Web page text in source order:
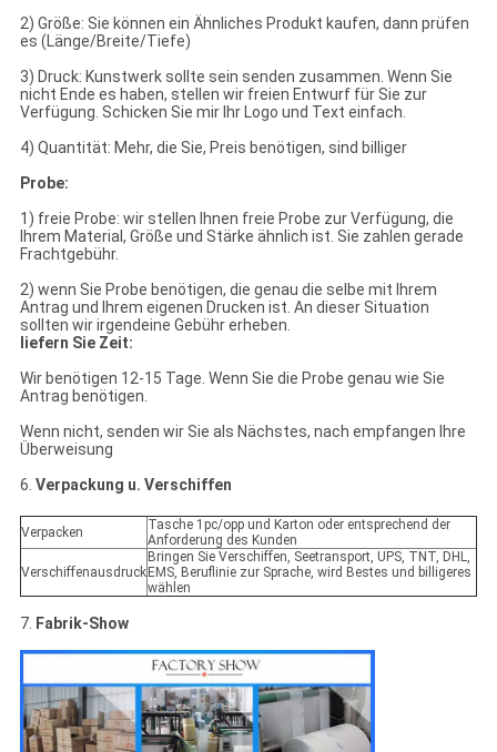
2) Größe: Sie können ein Ähnliches Produkt kaufen, dann prüfen
es (Länge/Breite/Tiefe)
3) Druck: Kunstwerk sollte sein senden zusammen. Wenn Sie
nicht Ende es haben, stellen wir freien Entwurf für Sie zur
Verfügung. Schicken Sie mir Ihr Logo und Text einfach.
4) Quantität: Mehr, die Sie, Preis benötigen, sind billiger
Probe:
1) freie Probe: wir stellen Ihnen freie Probe zur Verfügung, die
Ihrem Material, Größe und Stärke ähnlich ist. Sie zahlen gerade
Frachtgebühr.
2) wenn Sie Probe benötigen, die genau die selbe mit Ihrem
Antrag und Ihrem eigenen Drucken ist. An dieser Situation
sollten wir irgendeine Gebühr erheben.
liefern Sie Zeit:
Wir benötigen 12-15 Tage. Wenn Sie die Probe genau wie Sie
Antrag benötigen.
Wenn nicht, senden wir Sie als Nächstes, nach empfangen Ihre
Überweisung
6. Verpackung u. Verschiffen
Verpacken
Tasche 1pc/opp und Karton oder entsprechend der
Anforderung des Kunden
Verschiffenausdruck
Bringen Sie Verschiffen, Seetransport, UPS, TNT, DHL,
EMS, Beruflinie zur Sprache, wird Bestes und billigeres
wählen
7. Fabrik-Show